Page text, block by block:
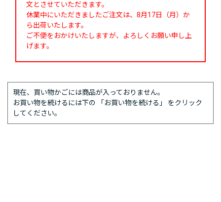
文とさせていただきます。
休業中にいただきましたご注文は、8月17日（月）か
ら出荷いたします。
ご不便をおかけいたしますが、よろしくお願い申し上
げます。
現在、買い物かごには商品が入っておりません。
お買い物を続けるには下の 「お買い物を続ける」 をクリック
してください。